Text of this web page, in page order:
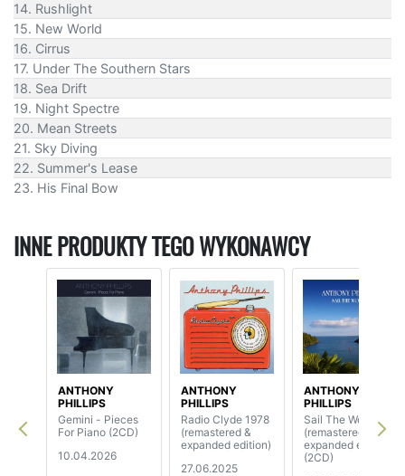
14. Rushlight
15. New World
16. Cirrus
17. Under The Southern Stars
18. Sea Drift
19. Night Spectre
20. Mean Streets
21. Sky Diving
22. Summer's Lease
23. His Final Bow
INNE PRODUKTY TEGO WYKONAWCY
ANTHONY
PHILLIPS
Gemini - Pieces
For Piano (2CD)
10.04.2026
ANTHONY
PHILLIPS
Radio Clyde 1978
(remastered &
expanded edition)
27.06.2025
ANTHONY
PHILLIPS
Sail The World
(remastered &
expanded edition)
(2CD)